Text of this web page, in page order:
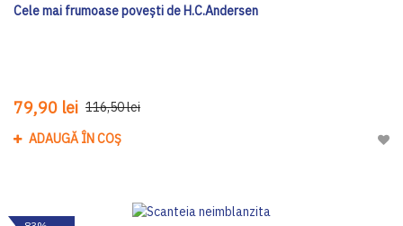
Cele mai frumoase poveşti de H.C.Andersen
79,90 lei 116,50 lei
ADAUGĂ ÎN COȘ